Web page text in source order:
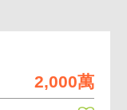
2,000萬